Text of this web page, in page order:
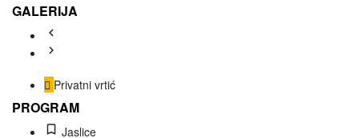
GALERIJA
Privatni vrtić
PROGRAM
Jaslice